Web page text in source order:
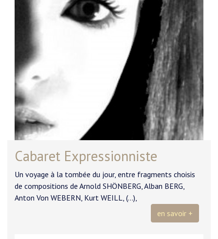
Cabaret Expressionniste
Un voyage à la tombée du jour, entre fragments choisis
de compositions de Arnold SHÖNBERG, Alban BERG,
Anton Von WEBERN, Kurt WEILL, (...),
en savoir +